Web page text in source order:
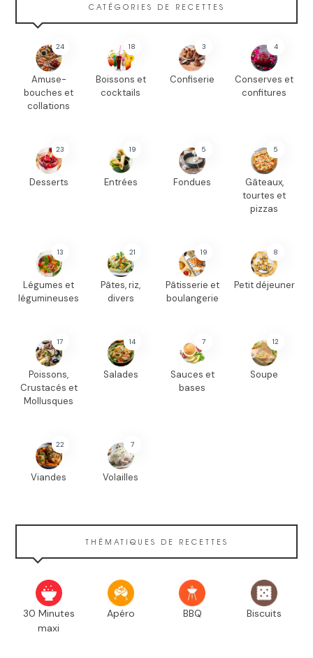
CATÉGORIES DE RECETTES
24
Amuse-
bouches et
collations
18
Boissons et
cocktails
3
Confiserie
4
Conserves et
confitures
23
Desserts
19
Entrées
5
Fondues
5
Gâteaux,
tourtes et
pizzas
13
Légumes et
légumineuses
21
Pâtes, riz,
divers
19
Pâtisserie et
boulangerie
8
Petit déjeuner
17
Poissons,
Crustacés et
Mollusques
14
Salades
7
Sauces et
bases
12
Soupe
22
Viandes
7
Volailles
THÉMATIQUES DE RECETTES
30 Minutes
maxi
Apéro BBQ Biscuits